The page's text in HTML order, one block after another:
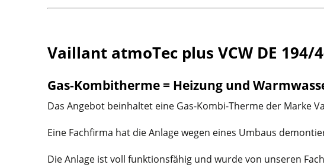
Vaillant atmoTec plus VCW DE 194/
Gas-Kombitherme = Heizung und
Das Angebot beinhaltet eine Gas-Kombi-Therme der Marke
Eine Fachfirma hat die Anlage wegen eines Umbaus
Die Anlage ist voll funktionsfähig und wurde von unseren